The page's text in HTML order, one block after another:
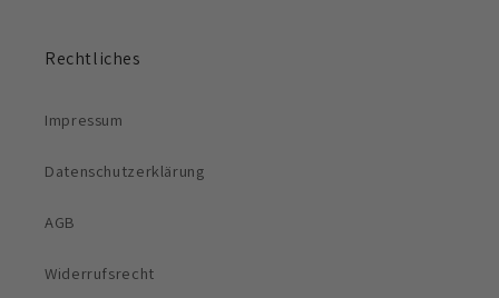
Rechtliches
Impressum
Datenschutzerklärung
AGB
Widerrufsrecht